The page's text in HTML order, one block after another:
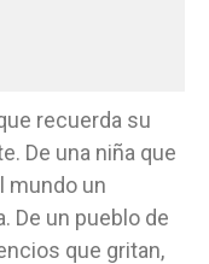
recuerda su
De una niña que
mundo un
De un pueblo de
que gritan,